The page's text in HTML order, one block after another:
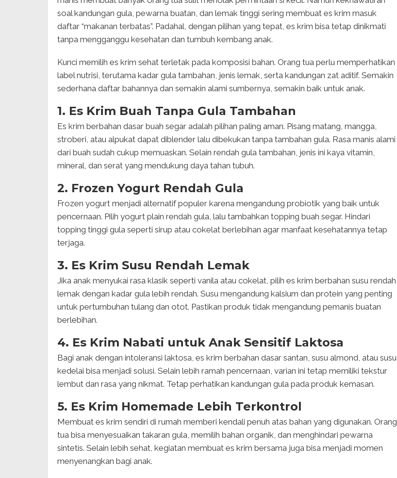
soal kandungan gula, pewarna buatan, dan lemak tinggi sering membuat es krim masuk
daftar “makanan terbatas”. Padahal, dengan pilihan yang tepat, es krim bisa tetap dinikmati
tanpa mengganggu kesehatan dan tumbuh kembang anak.
Kunci memilih es krim sehat terletak pada komposisi bahan. Orang tua perlu memperhatikan
label nutrisi, terutama kadar gula tambahan, jenis lemak, serta kandungan zat aditif. Semakin
sederhana daftar bahannya dan semakin alami sumbernya, semakin baik untuk anak.
1. Es Krim Buah Tanpa Gula Tambahan
Es krim berbahan dasar buah segar adalah pilihan paling aman. Pisang matang, mangga,
stroberi, atau alpukat dapat diblender lalu dibekukan tanpa tambahan gula. Rasa manis alami
dari buah sudah cukup memuaskan. Selain rendah gula tambahan, jenis ini kaya vitamin,
mineral, dan serat yang mendukung daya tahan tubuh.
2. Frozen Yogurt Rendah Gula
Frozen yogurt menjadi alternatif populer karena mengandung probiotik yang baik untuk
pencernaan. Pilih yogurt plain rendah gula, lalu tambahkan topping buah segar. Hindari
topping tinggi gula seperti sirup atau cokelat berlebihan agar manfaat kesehatannya tetap
terjaga.
3. Es Krim Susu Rendah Lemak
Jika anak menyukai rasa klasik seperti vanila atau cokelat, pilih es krim berbahan susu rendah
lemak dengan kadar gula lebih rendah. Susu mengandung kalsium dan protein yang penting
untuk pertumbuhan tulang dan otot. Pastikan produk tidak mengandung pemanis buatan
berlebihan.
4. Es Krim Nabati untuk Anak Sensitif Laktosa
Bagi anak dengan intoleransi laktosa, es krim berbahan dasar santan, susu almond, atau susu
kedelai bisa menjadi solusi. Selain lebih ramah pencernaan, varian ini tetap memiliki tekstur
lembut dan rasa yang nikmat. Tetap perhatikan kandungan gula pada produk kemasan.
5. Es Krim Homemade Lebih Terkontrol
Membuat es krim sendiri di rumah memberi kendali penuh atas bahan yang digunakan. Orang
tua bisa menyesuaikan takaran gula, memilih bahan organik, dan menghindari pewarna
sintetis. Selain lebih sehat, kegiatan membuat es krim bersama juga bisa menjadi momen
menyenangkan bagi anak.